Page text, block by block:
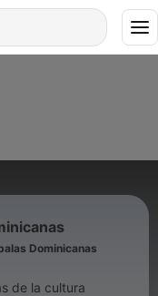
Dominicanas
de la cultura